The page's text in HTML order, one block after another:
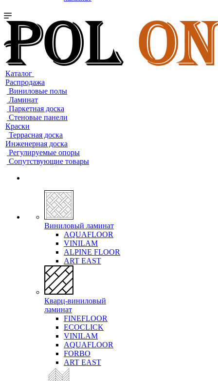
Каталог
Распродажа
Виниловые полы
Ламинат
Паркетная доска
Стеновые панели
Краски
Террасная доска
Инженерная доска
Регулируемые опоры
Сопутствующие товары
Виниловый ламинат
AQUAFLOOR
VINILAM
ALPINE FLOOR
ART EAST
Кварц-виниловый
ламинат
FINEFLOOR
ECOCLICK
VINILAM
AQUAFLOOR
FORBO
ART EAST